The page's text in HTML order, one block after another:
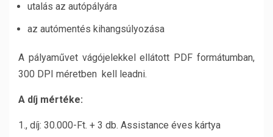
utalás az autópályára
az autómentés kihangsúlyozása
A pályaművet vágójelekkel ellátott PDF formátumban,
300 DPI méretben kell leadni.
A díj mértéke:
1., díj: 30.000-Ft. + 3 db. Assistance éves kártya